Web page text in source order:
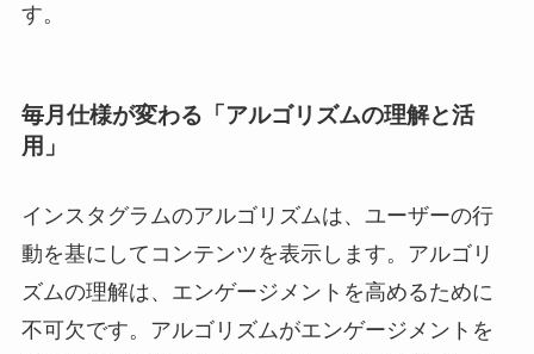
す。
毎月仕様が変わる「アルゴリズムの理解と活
用」
インスタグラムのアルゴリズムは、ユーザーの行
動を基にしてコンテンツを表示します。アルゴリ
ズムの理解は、エンゲージメントを高めるために
不可欠です。アルゴリズムがエンゲージメントを